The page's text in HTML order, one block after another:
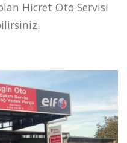
Hicret Oto Servisi